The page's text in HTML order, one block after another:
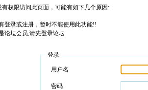
权限访问此页面，可能有如下几个原因:
登录或注册，暂时不能使用此功能!!
论坛会员,请先登录论坛
登录
用户名
密码